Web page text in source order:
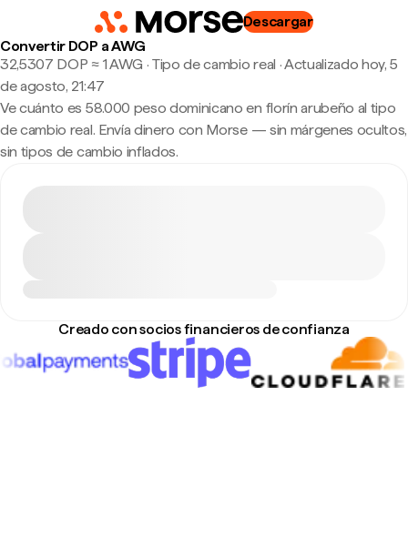
Descargar
Convertir DOP a AWG
32,5307 DOP ≈ 1 AWG · Tipo de cambio real ·Actualizado hoy, 5
de agosto, 21:47
Ve cuánto es 58.000 peso dominicano en florín arubeño al tipo
de cambio real. Envía dinero con Morse — sin márgenes ocultos,
sin tipos de cambio inflados.
Creado con socios financieros de confianza